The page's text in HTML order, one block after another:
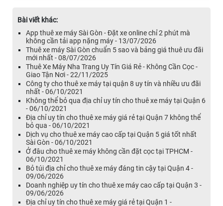
Bài viết khác:
App thuê xe máy Sài Gòn - Đặt xe online chỉ 2 phút mà
không cần tải app nặng máy - 13/07/2026
Thuê xe máy Sài Gòn chuẩn 5 sao và bảng giá thuê ưu đãi
mới nhất - 08/07/2026
Thuê Xe Máy Nha Trang Uy Tín Giá Rẻ - Không Cần Cọc -
Giao Tận Nơi - 22/11/2025
Công ty cho thuê xe máy tại quận 8 uy tín và nhiều ưu đãi
nhất - 06/10/2021
Không thể bỏ qua địa chỉ uy tín cho thuê xe máy tại Quận 6
- 06/10/2021
Địa chỉ uy tín cho thuê xe máy giá rẻ tại Quận 7 không thể
bỏ qua - 06/10/2021
Dịch vụ cho thuê xe máy cao cấp tại Quận 5 giá tốt nhất
Sài Gòn - 06/10/2021
Ở đâu cho thuê xe máy không cần đặt cọc tại TPHCM -
06/10/2021
Bỏ túi địa chỉ cho thuê xe máy đáng tin cậy tại Quận 4 -
09/06/2026
Doanh nghiệp uy tín cho thuê xe máy cao cấp tại Quận 3 -
09/06/2026
Địa chỉ uy tín cho thuê xe máy giá rẻ tại Quận 1 -